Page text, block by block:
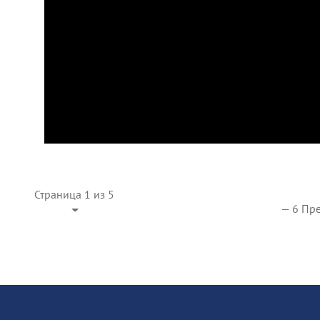
Страница 1 из 5
— 6